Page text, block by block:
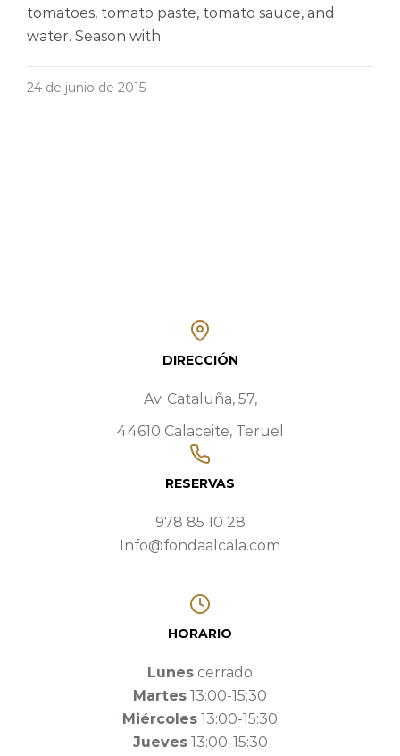
tomatoes, tomato paste, tomato sauce, and
water. Season with
24 de junio de 2015
DIRECCIÓN
Av. Cataluña, 57,
44610 Calaceite, Teruel
RESERVAS
978 85 10 28
Info@fondaalcala.com
HORARIO
Lunes cerrado
Martes 13:00-15:30
Miércoles 13:00-15:30
Jueves13:00-15:30